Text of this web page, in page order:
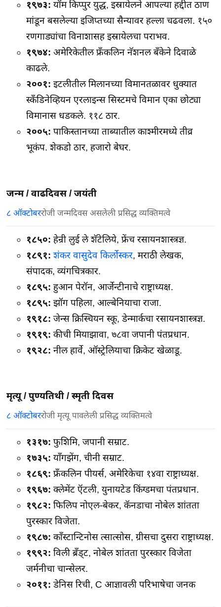
१९७३: यॉम किप्पुर युद्ध, इस्रायेलने आपल्या हद्दीत ठाण
मांडून बसलेल्या इजिप्तच्या सैन्यावर हल्ला चढवला. १५०
रणगाड्यांचा विनाशासह इस्रायेलचा पराभव.
१९७४: अमेरिकेतील फ्रँकलिन नॅशनल बँकेने दिवाळे
काढले.
२००१: इटलीतील मिलानच्या विमानतळावर धुक्यात
स्कँडिनेव्हियन एरलाइन्स सिस्टमचे विमान एका छोट्या
विमानास धडकले. ११८ ठार.
२००५: पाकिस्तानच्या ताब्यातील काश्मीरमध्ये तीव्र
भूकंप. शेकडो ठार, हजारो बेघर.
जन्म / वाढदिवस / जयंती
८ ऑक्टोबररोजी जन्मदिवस असलेली प्रसिद्ध व्यक्तिमत्वे
१८५०: हेन्री लुई ले शॅटेलिये, फ्रेंच रसायनशास्त्रज्ञ.
१८९१: शंकर वासुदेव किर्लोस्कर, मराठी लेखक,
संपादक, व्यंगचित्रकार.
१८९५: हुआन पेरॉन, आर्जेन्टीनाचे राष्ट्राध्यक्ष.
१८९५: झॉग पहिला, आल्बेनियाचा राजा.
१९१८: जेन्स क्रिस्चियन स्कू, डेन्मार्कचा रसायनशास्त्रज्ञ.
१९१९: कीची मियाझावा, ७८वा जपानी पंतप्रधान.
१९२८: नील हार्वे, ऑस्ट्रेलियाचा क्रिकेट खेळाडू.
मृत्यू / पुण्यतिथी / स्मृती दिवस
८ ऑक्टोबररोजी मृत्यू पावलेली प्रसिद्ध व्यक्तिमत्वे
१३१७: फुशिमि, जपानी सम्राट.
१७३५: याँगझेंग, चीनी सम्राट.
१८६९: फ्रँकलिन पीयर्स, अमेरिकेचा १४वा राष्ट्राध्यक्ष.
१९६७: क्लेमेंट ऍटली, युनायटेड किंग्डमचा पंतप्रधान.
१९८२: फिलिप नोएल-बेकर, कॅनडाचा नोबेल शांतता
पुरस्कार विजेता.
१९८७: काँस्टान्टिनोस त्सात्सोस, ग्रीसचा दुसरा राष्ट्राध्यक्ष.
१९९२: विली ब्रँड्ट, नोबेल शांतता पुरस्कार विजेता
जर्मनीचा चान्सेलर.
२०११: डेनिस रिची, C आज्ञावली परिभाषेचा जनक